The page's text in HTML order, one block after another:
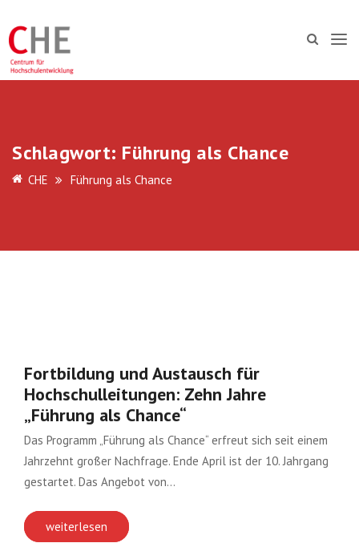
Schlagwort: Führung als Chance
CHE Führung als Chance
Fortbildung und Austausch für
Hochschulleitungen: Zehn Jahre
„Führung als Chance“
Das Programm „Führung als Chance“ erfreut sich seit einem
Jahrzehnt großer Nachfrage. Ende April ist der 10. Jahrgang
gestartet. Das Angebot von…
weiterlesen